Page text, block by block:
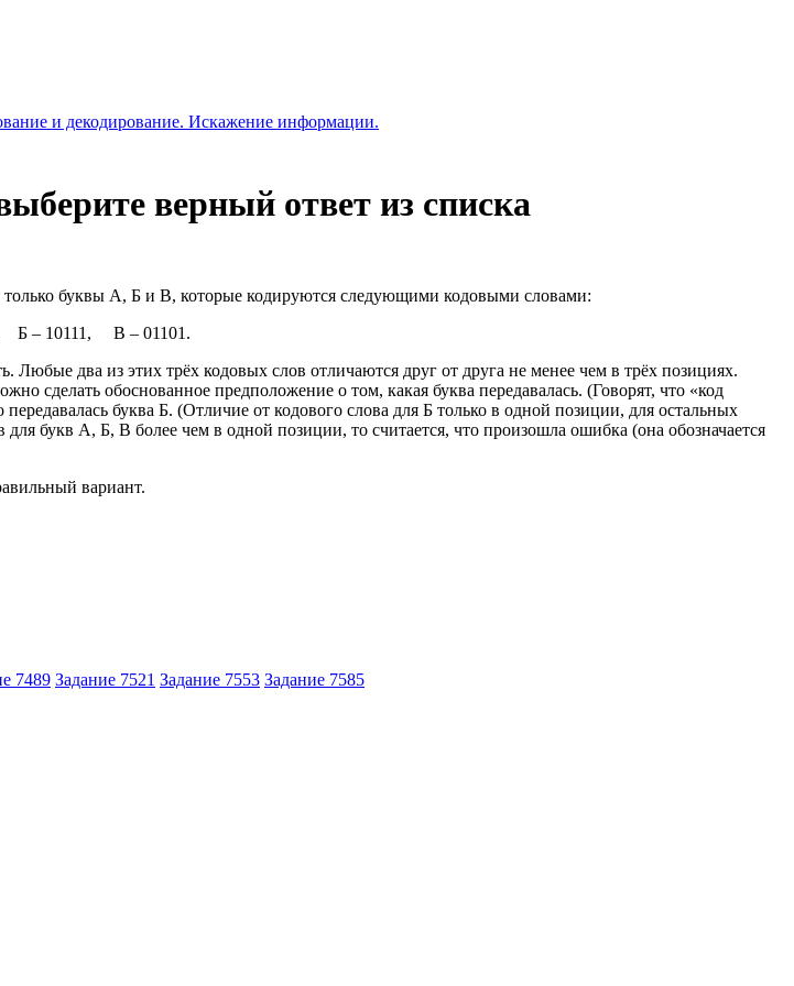
и декодирование. Искажение информации.
верный ответ из списка
буквы А, Б и В, которые кодируются следующими кодовыми словами:
Б – 10111, В – 01101.
два из этих трёх кодовых слов отличаются друг от друга не менее чем в трёх позициях.
сделать обоснованное предположение о том, какая буква передавалась. (Говорят, что «код
буква Б. (Отличие от кодового слова для Б только в одной позиции, для остальных
букв А, Б, В более чем в одной позиции, то считается, что произошла ошибка (она обозначается
вариант.
7489 Задание 7521 Задание 7553 Задание 7585